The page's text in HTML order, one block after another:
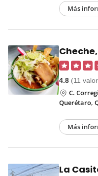
Más
4.8 (11
C.
Querétaro,
Más
La